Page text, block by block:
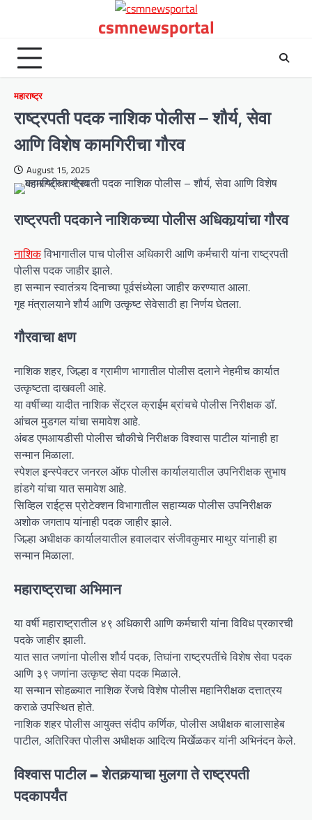
csmnewsportal
महाराष्ट्र
राष्ट्रपती पदक नाशिक पोलीस – शौर्य, सेवा
आणि विशेष कामगिरीचा गौरव
August 15, 2025
राष्ट्रपती पदकाने नाशिकच्या पोलीस अधिकार्‍यांचा गौरव
नाशिकविभागातील पाच पोलीस अधिकारी आणि कर्मचारी यांना राष्ट्रपती
पोलीस पदक जाहीर झाले.
हा सन्मान स्वातंत्र्य दिनाच्या पूर्वसंध्येला जाहीर करण्यात आला.
गृह मंत्रालयाने शौर्य आणि उत्कृष्ट सेवेसाठी हा निर्णय घेतला.
गौरवाचा क्षण
नाशिक शहर, जिल्हा व ग्रामीण भागातील पोलीस दलाने नेहमीच कार्यात
उत्कृष्टता दाखवली आहे.
या वर्षीच्या यादीत नाशिक सेंट्रल क्राईम ब्रांचचे पोलीस निरीक्षक डॉ.
आंचल मुडगल यांचा समावेश आहे.
अंबड एमआयडीसी पोलीस चौकीचे निरीक्षक विश्वास पाटील यांनाही हा
सन्मान मिळाला.
स्पेशल इन्स्पेक्टर जनरल ऑफ पोलीस कार्यालयातील उपनिरीक्षक सुभाष
हांडगे यांचा यात समावेश आहे.
सिव्हिल राईट्स प्रोटेक्शन विभागातील सहाय्यक पोलीस उपनिरीक्षक
अशोक जगताप यांनाही पदक जाहीर झाले.
जिल्हा अधीक्षक कार्यालयातील हवालदार संजीवकुमार माथुर यांनाही हा
सन्मान मिळाला.
महाराष्ट्राचा अभिमान
या वर्षी महाराष्ट्रातील ४९ अधिकारी आणि कर्मचारी यांना विविध प्रकारची
पदके जाहीर झाली.
यात सात जणांना पोलीस शौर्य पदक, तिघांना राष्ट्रपतींचे विशेष सेवा पदक
आणि ३९ जणांना उत्कृष्ट सेवा पदक मिळाले.
या सन्मान सोहळ्यात नाशिक रेंजचे विशेष पोलीस महानिरीक्षक दत्तात्रय
कराळे उपस्थित होते.
नाशिक शहर पोलीस आयुक्त संदीप कर्णिक, पोलीस अधीक्षक बालासाहेब
पाटील, अतिरिक्त पोलीस अधीक्षक आदित्य मिर्खेळकर यांनी अभिनंदन केले.
विश्वास पाटील – शेतकर्‍याचा मुलगा ते राष्ट्रपती
पदकापर्यंत